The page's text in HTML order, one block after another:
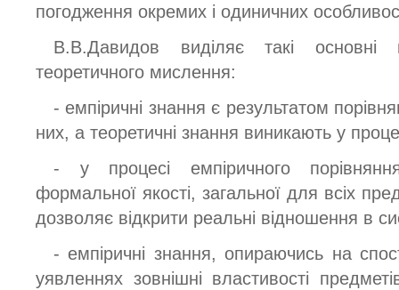
погодження окремих і одиничних
В.В.Давидов виділяє такі основні
теоретичного мислення:
- емпіричні знання є результатом
них, а теоретичні знання виникають у
- у процесі емпіричного
формальної якості, загальної для всіх
дозволяє відкрити реальні відношення в
- емпіричні знання, опираючись на
уявленнях зовнішні властивості